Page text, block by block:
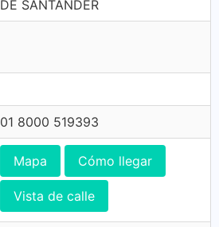
DE SANTANDER
01 8000 519393
Mapa Cómo llegar
Vista de calle